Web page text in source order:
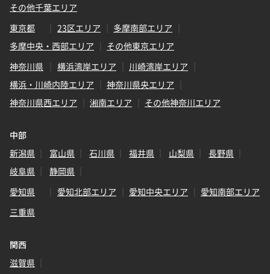
その他千葉エリア
東京都
23区エリア
多摩南部エリア
多摩中央・西部エリア
その他東京エリア
神奈川県
横浜湾岸エリア
川崎湾岸エリア
横浜・川崎内陸エリア
神奈川県央エリア
神奈川県西エリア
湘南エリア その他神奈川エリア
中部
新潟県
富山県 石川県 福井県 山梨県
長野県
岐阜県
静岡県
愛知県
愛知北部エリア 愛知中央エリア
愛知南部エリア
三重県
関西
滋賀県